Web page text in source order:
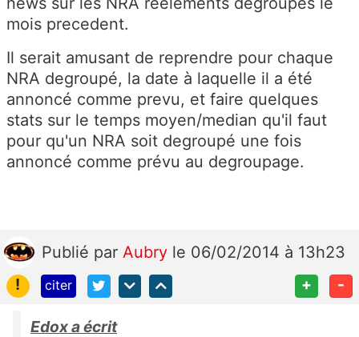
mois precedent.
Il serait amusant de reprendre pour chaque
NRA degroupé, la date à laquelle il a été
annoncé comme prevu, et faire quelques
stats sur le temps moyen/median qu'il faut
pour qu'un NRA soit degroupé une fois
annoncé comme prévu au degroupage.
Publié par Aubry le 06/02/2014 à 13h23
!
citer + -
Edox a écrit